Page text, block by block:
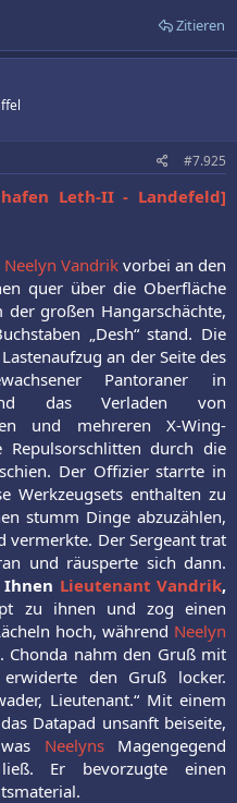
Zitieren
#7.925
Leth-II - Landefeld]
Neelyn Vandrikvorbei an den
quer über die Oberfläche
großen Hangarschächte,
„Desh“ stand. Die
an der Seite des
Pantoraner in
das Verladen von
und mehreren X-Wing-
Repulsorschlitten durch die
Der Offizier starrte in
Werkzeugsets enthalten zu
stumm Dinge abzuzählen,
vermerkte. Der Sergeant trat
und räusperte sich dann.
Ihnen Lieutenant Vandrik,
zu ihnen und zog einen
hoch, während Neelyn
Chonda nahm den Gruß mit
den Gruß locker.
Lieutenant.“ Mit einem
Datapad unsanft beiseite,
Neelyns Magengegend
ließ. Er bevorzugte einen